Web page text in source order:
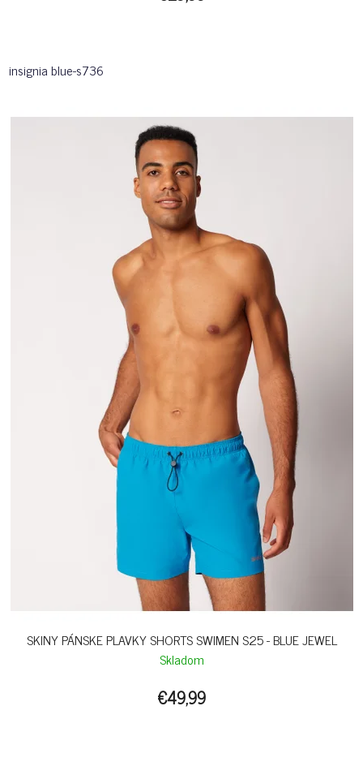
insignia blue-s736
SKINY PÁNSKE PLAVKY SHORTS SWIMEN S25 - BLUE JEWEL
Skladom
€49,99